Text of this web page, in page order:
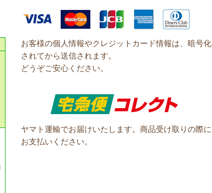
お客様の個人情報やクレジットカード情報は、暗号化
されてから送信されます。
どうぞご安心ください。
ヤマト運輸でお届けいたします。商品受け取りの際に
お支払いください。